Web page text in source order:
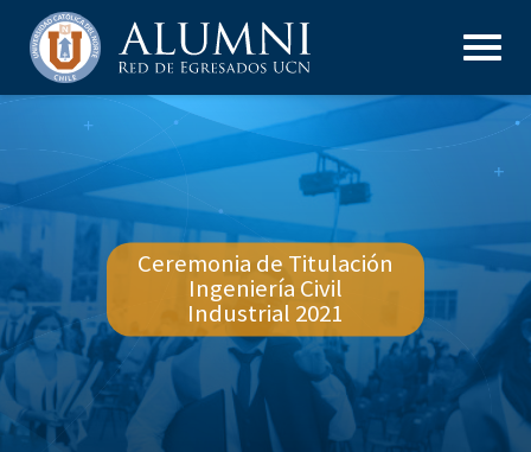
Ceremonia de Titulación
Ingeniería Civil
Industrial 2021